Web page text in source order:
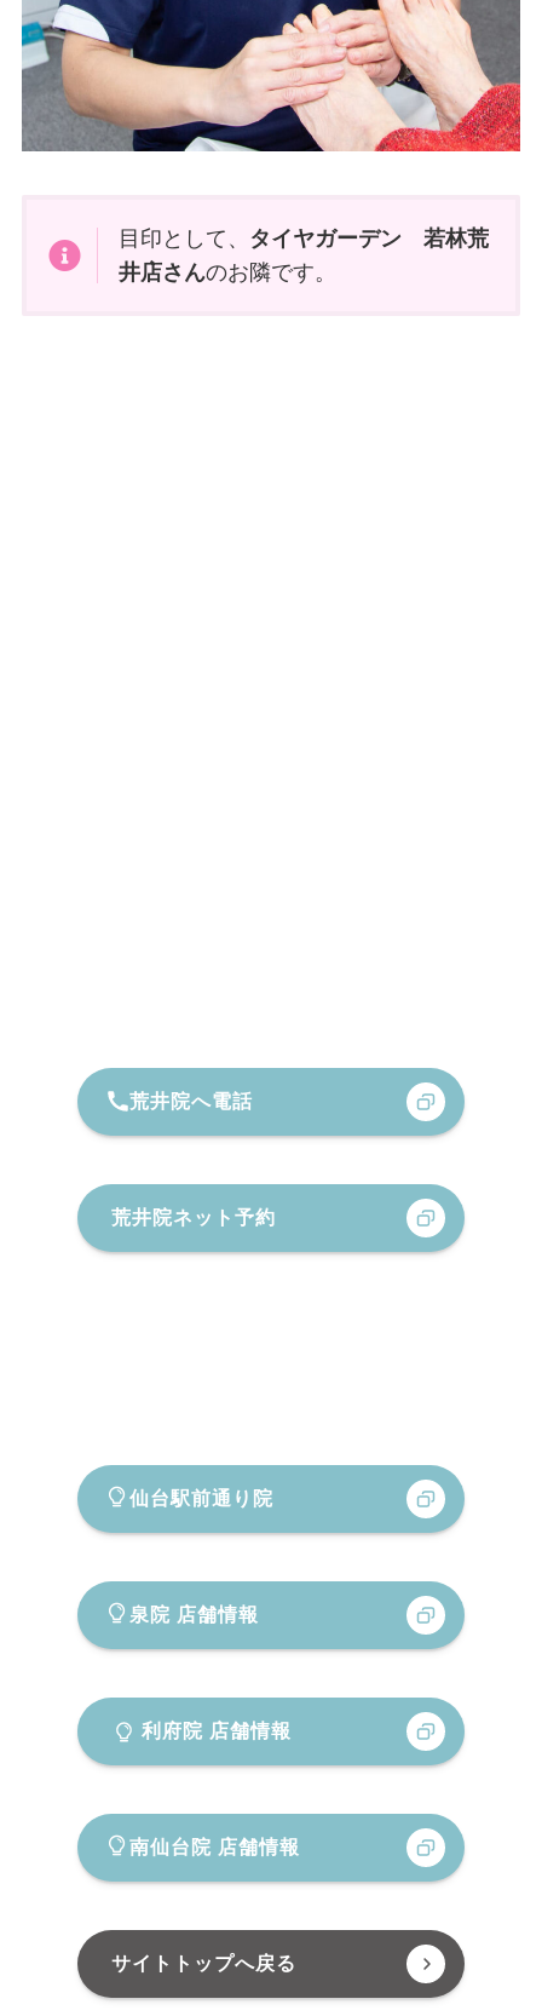
目印として、 タイヤガーデン 若林荒
井店さんのお隣です。
荒井院へ電話
荒井院ネット予約
仙台駅前通り院
泉院 店舗情報
利府院 店舗情報
南仙台院 店舗情報
サイトトップへ戻る